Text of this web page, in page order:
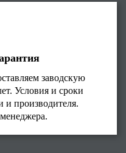
заводскую
Условия и сроки
и производителя.